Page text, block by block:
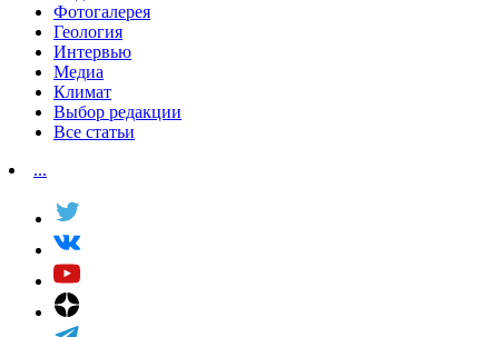
Фотогалерея
Геология
Интервью
Медиа
Климат
Выбор редакции
Все статьи
...